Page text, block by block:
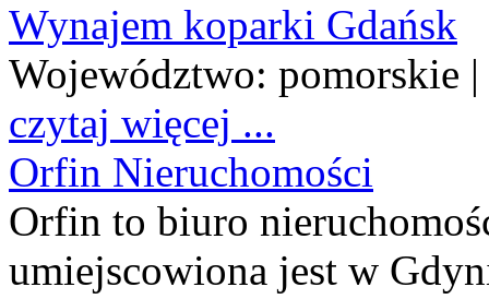
Wynajem koparki Gdańsk
Województwo: pomorskie
czytaj więcej ...
Orfin Nieruchomości
Orfin to biuro
umiejscowiona jest w